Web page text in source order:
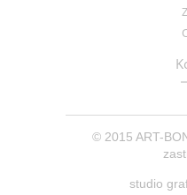
© 2015 ART-
studio